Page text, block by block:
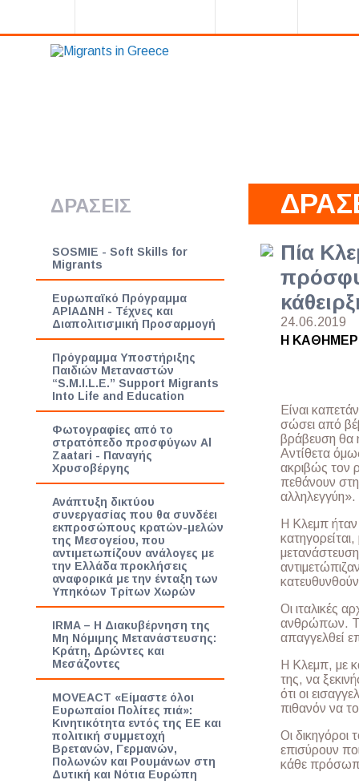
ΔΡΑΣΕΙΣ
SOSMIE - Soft Skills for
Migrants
Ευρωπαϊκό Πρόγραμμα
ΑΡΙΑΔΝΗ - Τέχνες και
Διαπολιτισμική Προσαρμογή
Πρόγραμμα Υποστήριξης
Παιδιών Μεταναστών
“S.M.I.L.E.” Support Migrants
Into Life and Education
Φωτογραφίες από το
στρατόπεδο προσφύγων Al
Zaatari - Παναγής
Χρυσοβέργης
Ανάπτυξη δικτύου
συνεργασίας που θα συνδέει
εκπροσώπους κρατών-μελών
της Μεσογείου, που
αντιμετωπίζουν ανάλογες με
την Ελλάδα προκλήσεις
αναφορικά με την ένταξη των
Υπηκόων Τρίτων Χωρών
IRMA – Η Διακυβέρνηση της
Mη Νόμιμης Μετανάστευσης:
Κράτη, Δρώντες και
Μεσάζοντες
MOVEACT «Είμαστε όλοι
Ευρωπαίοι Πολίτες πιά»:
Κινητικότητα εντός της ΕΕ και
πολιτική συμμετοχή
Βρετανών, Γερμανών,
Πολωνών και Ρουμάνων στη
Δυτική και Νότια Ευρώπη
Πία
24.06.2019
Η
Είναι
σώσει από
βράβευση θα
Αντίθετα
ακριβώς τον
πεθάνουν στη
αλληλεγγύη».
Η Κλεμπ
Οι ιταλικές
ανθρώπων. Το
απαγγελθεί
Η Κλεμπ, με
της, να
ότι οι
πιθανόν να
Οι δικηγόροι
επισύρουν
κάθε